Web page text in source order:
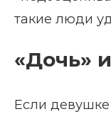
такие люди
«Дочь»
Если девушке